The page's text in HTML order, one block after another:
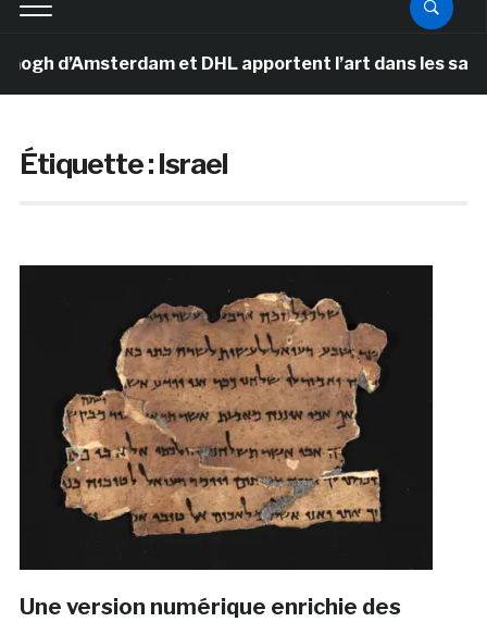
d’Amsterdam et DHL apportent l’art dans les salles
Étiquette :Israel
Une version numérique enrichie des